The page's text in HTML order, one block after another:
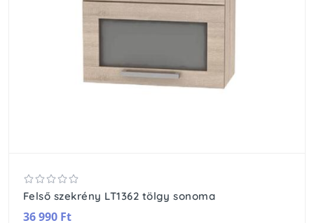
Felső szekrény LT1362 tölgy sonoma
36 990 Ft